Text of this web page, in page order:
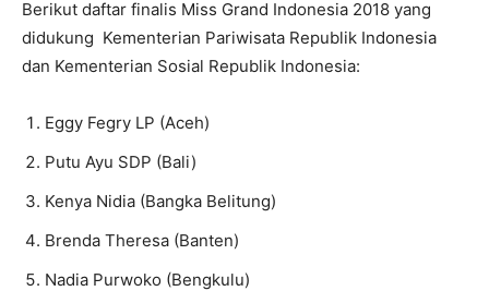
Berikut daftar finalis Miss Grand Indonesia 2018 yang
didukung Kementerian Pariwisata Republik Indonesia
dan Kementerian Sosial Republik Indonesia:
Eggy Fegry LP (Aceh)
Putu Ayu SDP (Bali)
Kenya Nidia (Bangka Belitung)
Brenda Theresa (Banten)
Nadia Purwoko (Bengkulu)